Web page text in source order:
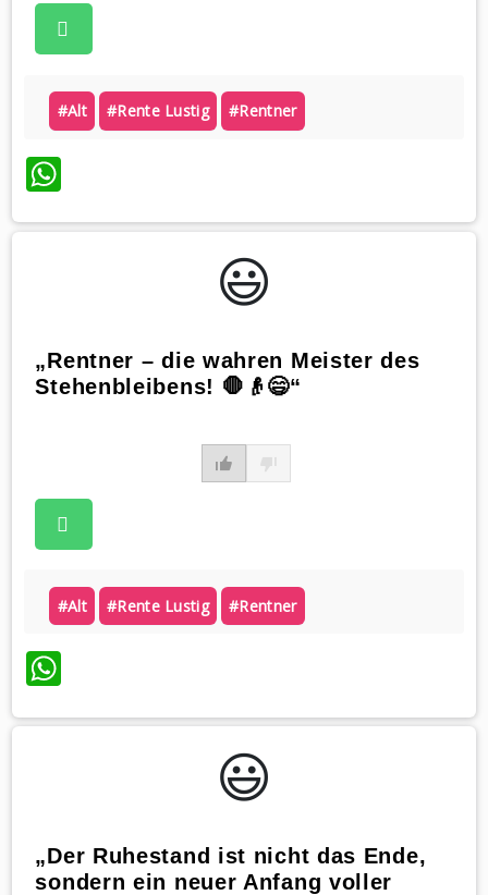
#alt #rente Lustig #rentner
WhatsApp
😃️
„Rentner – die wahren Meister des
Stehenbleibens! 🛑👴😄“
#alt #rente Lustig #rentner
WhatsApp
😃️
„Der Ruhestand ist nicht das Ende,
sondern ein neuer Anfang voller